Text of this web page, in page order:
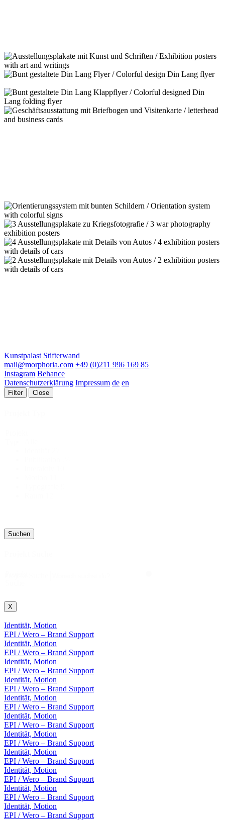
Kunstpalast Stifterwand
mail@morphoria.com +49 (0)211 996 169 85
Instagram Behance
Datenschutzerklärung Impressum de en
Filter Close
Suchen
X
Identität, Motion
EPI / Wero – Brand Support
Identität, Motion
EPI / Wero – Brand Support
Identität, Motion
EPI / Wero – Brand Support
Identität, Motion
EPI / Wero – Brand Support
Identität, Motion
EPI / Wero – Brand Support
Identität, Motion
EPI / Wero – Brand Support
Identität, Motion
EPI / Wero – Brand Support
Identität, Motion
EPI / Wero – Brand Support
Identität, Motion
EPI / Wero – Brand Support
Identität, Motion
EPI / Wero – Brand Support
Identität, Motion
EPI / Wero – Brand Support